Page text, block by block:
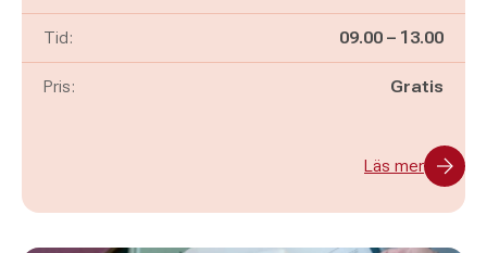
Tid: Pågår mellan
09.00 – och
13.00
Pris: Gratis
Läs mer